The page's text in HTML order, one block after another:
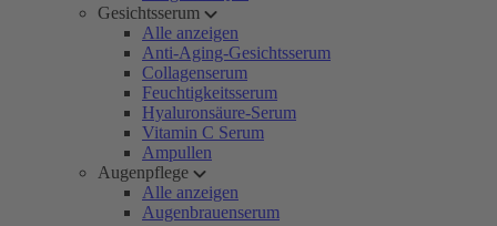
Gesichtsserum
Alle anzeigen
Anti-Aging-Gesichtsserum
Collagenserum
Feuchtigkeitsserum
Hyaluronsäure-Serum
Vitamin C Serum
Ampullen
Augenpflege
Alle anzeigen
Augenbrauenserum